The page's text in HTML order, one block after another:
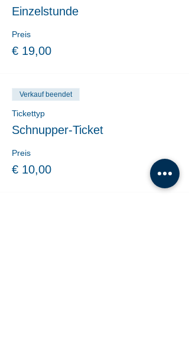
Einzelstunde
Preis
€ 19,00
Verkauf beendet
Tickettyp
Schnupper-Ticket
Preis
€ 10,00